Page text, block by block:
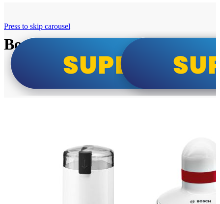
Bosch super cene
Press to skip carousel